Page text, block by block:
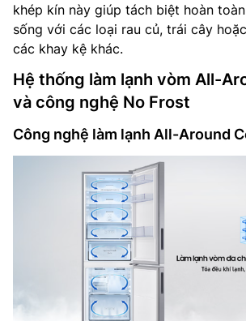
khép kín này giúp tách biệt hoàn
sống với các loại rau củ, trái cây
các khay kệ khác.
Hệ thống làm lạnh vòm All-
và công nghệ No Frost
Công nghệ làm lạnh All-Around